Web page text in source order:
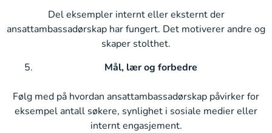
Del eksempler internt eller eksternt der
ansattambassadørskap har fungert. Det motiverer andre og
skaper stolthet.
Mål, lær og forbedre
Følg med på hvordan ansattambassadørskap påvirker for
eksempel antall søkere, synlighet i sosiale medier eller
internt engasjement.